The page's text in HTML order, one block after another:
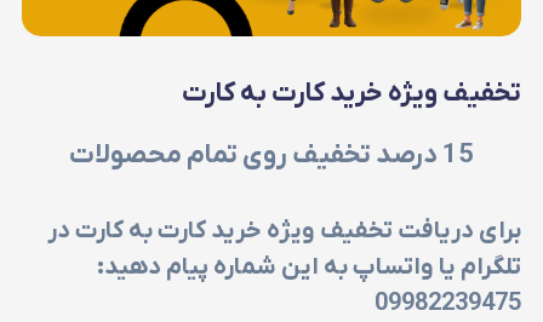
تخفیف ویژه خرید کارت به کارت
15 درصد تخفیف روی تمام محصولات
برای دریافت تخفیف ویژه خرید کارت به کارت در
تلگرام یا واتساپ به این شماره پیام دهید:
09982239475